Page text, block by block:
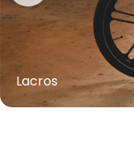
Lacros